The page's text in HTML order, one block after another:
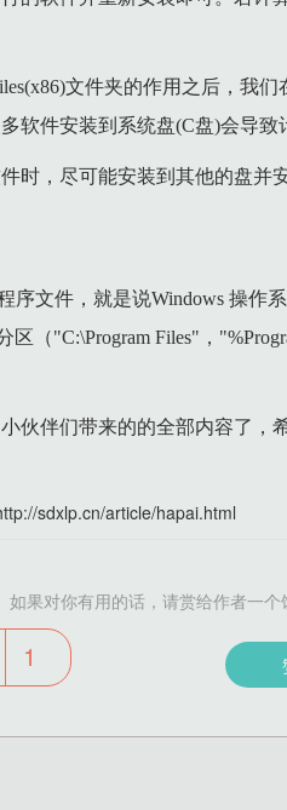
文件夹的作用之后，我
软件安装到系统盘(C盘)会导致
时，尽可能安装到其他的盘并
程序文件，就是说Windows 操
区（"C:\Program Files"，
伙伴们带来的的全部内容了
sdxlp.cn/article/hapai.html
如果对你有用的话，请赏给作者一
1